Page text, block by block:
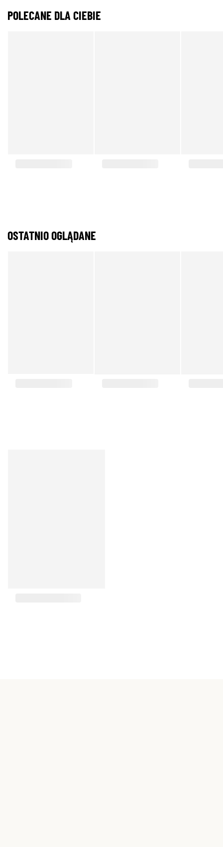
POLECANE DLA CIEBIE
OSTATNIO OGLĄDANE